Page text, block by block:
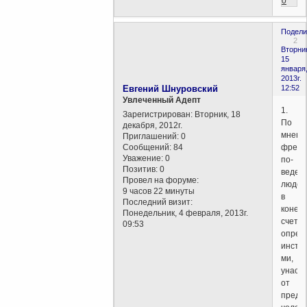
2
15
января,
2013г.
12:52
Евгений Шнуровский
Увлеченный Адепт
Зарегистрирован: Вторник, 18
декабря, 2012г.
Приглашений: 0
Сообщений: 84
Уважение: 0
Позитив: 0
Провел на форуме:
9 часов 22 минуты
Последний визит:
Понедельник, 4 февраля, 2013г.
09:53
1.
По
по­
людей
в
счете
ми,
от